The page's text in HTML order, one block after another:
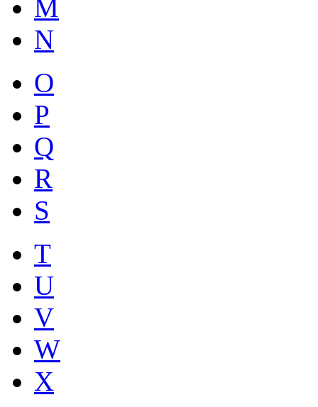
M
N
O
P
Q
R
S
T
U
V
W
X